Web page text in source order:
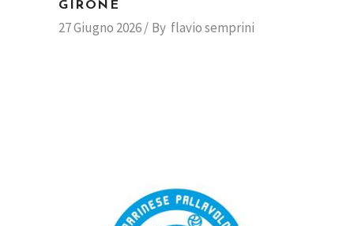
GIRONE
27 Giugno 2026 By flavio semprini